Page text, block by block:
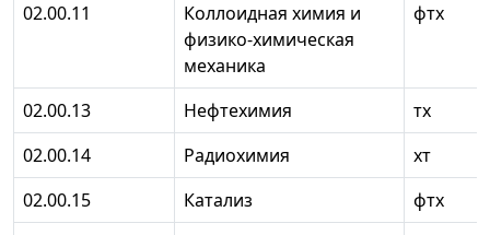
02.00.11
Коллоидная химия и
физико-химическая
механика
фтх
02.00.13 Нефтехимия
тх
02.00.14
Радиохимия
xт
02.00.15
Катализ
фтх